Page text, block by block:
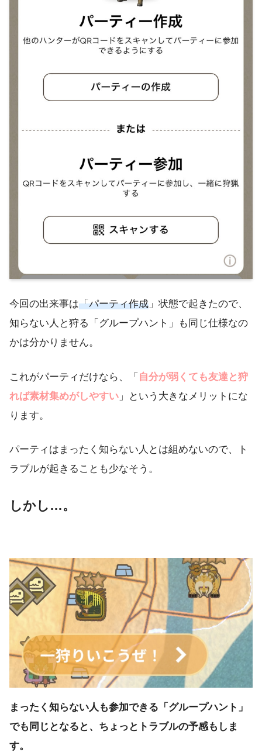
今回の出来事は「パーティ作成 」状態で起きたので、
知らない人と狩る「グループハント」も同じ仕様なの
かは分かりません。
これがパーティだけなら、「自分が弱くても友達と狩
れば素材集めがしやすい 」という大きなメリットにな
ります。
パーティはまったく知らない人とは組めないので、ト
ラブルが起きることも少なそう。
しかし…。
まったく知らない人も参加できる「グループハント」
でも同じとなると、ちょっとトラブルの予感もしま
す。